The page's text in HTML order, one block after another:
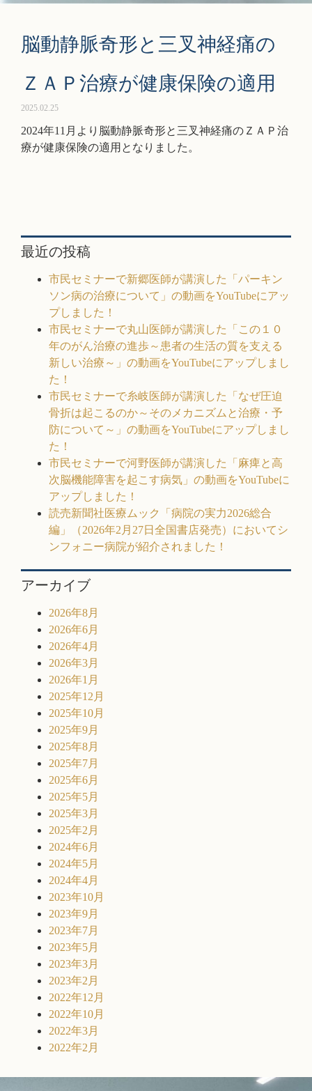
脳動静脈奇形と三叉神経痛の
ＺＡＰ治療が健康保険の適用
2025.02.25
2024年11月より脳動静脈奇形と三叉神経痛のＺＡＰ治
療が健康保険の適用となりました。
最近の投稿
市民セミナーで新郷医師が講演した「パーキン
ソン病の治療について」の動画をYouTubeにアッ
プしました！
市民セミナーで丸山医師が講演した「この１０
年のがん治療の進歩～患者の生活の質を支える
新しい治療～」の動画をYouTubeにアップしまし
た！
市民セミナーで糸岐医師が講演した「なぜ圧迫
骨折は起こるのか～そのメカニズムと治療・予
防について～」の動画をYouTubeにアップしまし
た！
市民セミナーで河野医師が講演した「麻痺と高
次脳機能障害を起こす病気」の動画をYouTubeに
アップしました！
読売新聞社医療ムック「病院の実力2026総合
編」（2026年2月27日全国書店発売）においてシ
ンフォニー病院が紹介されました！
アーカイブ
2026年8月
2026年6月
2026年4月
2026年3月
2026年1月
2025年12月
2025年10月
2025年9月
2025年8月
2025年7月
2025年6月
2025年5月
2025年3月
2025年2月
2024年6月
2024年5月
2024年4月
2023年10月
2023年9月
2023年7月
2023年5月
2023年3月
2023年2月
2022年12月
2022年10月
2022年3月
2022年2月